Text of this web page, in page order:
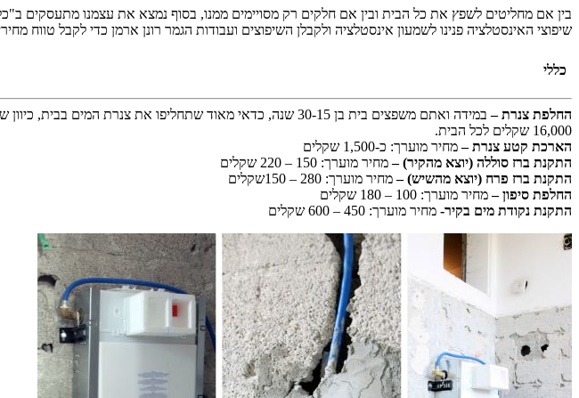
בין אם מחליטים לשפץ את כל הבית ובין אם חלקים רק מסויימים ממנו, בסוף נמצא את עצמנו מתעסקים
שיפוצי האינסטלציה פנינו לשמעון אינסטלציה ולקבלן השיפוצים ועבודות הגמר רונן ארמן כדי לקבל טווח
כללי
החלפת צנרת –
16,000 שקלים לכל הבית.
הארכת קטע צנרת –מחיר מוערך: כ-1,500 שקלים
התקנת ברז סוללה (יוצא מהקיר) –מחיר מוערך: 150 – 220 שקלים
התקנת ברז פרח (יוצא מהשיש) –מחיר מוערך: 280 – 150שקלים
החלפת סיפון –מחיר מוערך: 100 – 180 שקלים
התקנת נקודת מים בקיר- מחיר מוערך: 450 – 600 שקלים